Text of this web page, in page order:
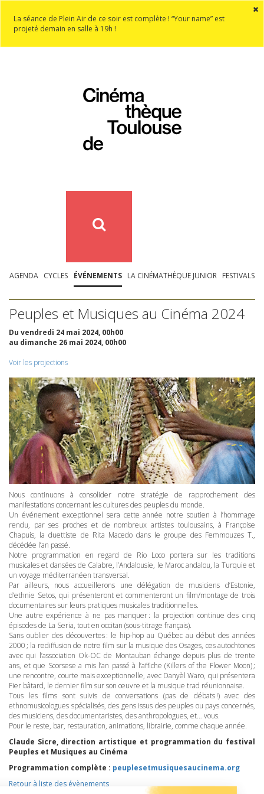
La séance de Plein Air de ce soir est complète ! “Your name” est
projeté demain en salle à 19h !
AGENDA CYCLES ÉVÉNEMENTS LA CINÉMATHÈQUE JUNIOR FESTIVALS
Peuples et Musiques au Cinéma 2024
Du vendredi 24 mai 2024, 00h00
au dimanche 26 mai 2024, 00h00
Voir les projections
Nous continuons à consolider notre stratégie de rapprochement des
manifestations concernant les cultures des peuples du monde.
Un événement exceptionnel sera cette année notre soutien à l’hommage
rendu, par ses proches et de nombreux artistes toulousains, à Françoise
Chapuis, la duettiste de Rita Macedo dans le groupe des Femmouzes T.,
décédée l’an passé.
Notre programmation en regard de Rio Loco portera sur les traditions
musicales et dansées de Calabre, l’Andalousie, le Maroc andalou, la Turquie et
un voyage méditerranéen transversal.
Par ailleurs, nous accueillerons une délégation de musiciens d’Estonie,
d’ethnie Setos, qui présenteront et commenteront un film/montage de trois
documentaires sur leurs pratiques musicales traditionnelles.
Une autre expérience à ne pas manquer : la projection continue des cinq
épisodes de La Seria, tout en occitan (sous-titrage français).
Sans oublier des découvertes : le hip-hop au Québec au début des années
2000 ; la rediffusion de notre film sur la musique des Osages, ces autochtones
avec qui l’association Ok-OC de Montauban échange depuis plus de trente
ans, et que Scorsese a mis l’an passé à l’affiche (Killers of the Flower Moon) ;
une rencontre, courte mais exceptionnelle, avec Danyèl Waro, qui présentera
Fier bâtard, le dernier film sur son œuvre et la musique trad réunionnaise.
Tous les films sont suivis de conversations (pas de débats !) avec des
ethnomusicologues spécialisés, des gens issus des peuples ou pays concernés,
des musiciens, des documentaristes, des anthropologues, et… vous.
Pour le reste, bar, restauration, animations, librairie, comme chaque année.
Claude Sicre, direction artistique et programmation du festival
Peuples et Musiques au Cinéma
Programmation complète : peuplesetmusiquesaucinema.org
Retour à liste des évènements